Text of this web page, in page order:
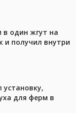
в один жгут на
и получил внутри
установку,
для ферм в